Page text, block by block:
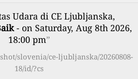
Udara di CE Ljubljanska,
- on Saturday, Aug 8th 2026,
18:00 pm”
slovenia/ce-ljubljanska/20260808-
18/id/?cs